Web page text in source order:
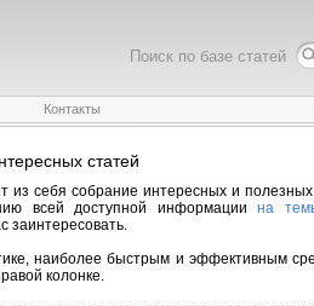
Поиск по базе статей
Контакты
статей
из себя собрание интересных и полезных
всей доступной информации на
заинтересовать.
наиболее быстрым и эффективным
колонке.